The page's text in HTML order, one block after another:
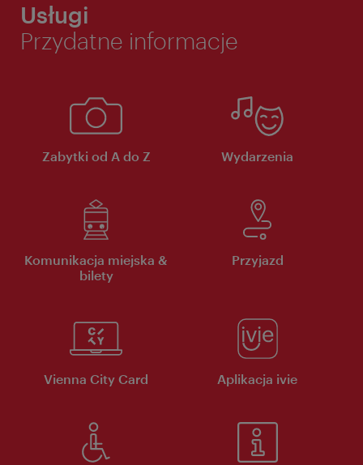
Usługi
Przydatne informacje
Zabytki od A do Z Wydarzenia
Komunikacja miejska &
bilety
Przyjazd
Vienna City Card Aplikacja ivie